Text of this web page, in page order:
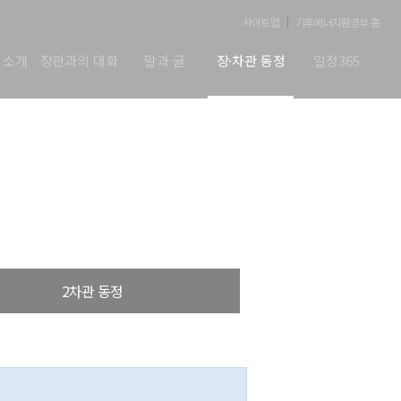
사이트맵 기후에너지환경부 홈
개 장관과의 대화 말과 글 장·차관 동정 일정365
2차관 동정